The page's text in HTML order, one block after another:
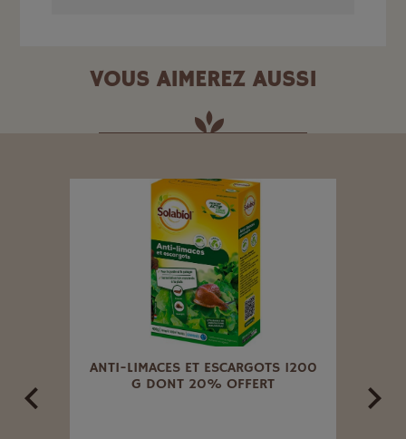
VOUS AIMEREZ AUSSI
ANTI-LIMACES ET ESCARGOTS 1200
G DONT 20% OFFERT